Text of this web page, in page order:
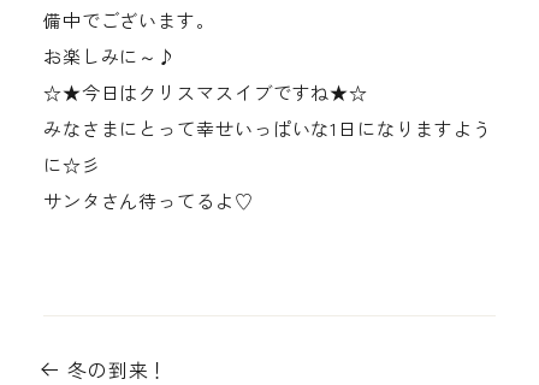
備中でございます。
お楽しみに～♪
☆★今日はクリスマスイブですね★☆
みなさまにとって幸せいっぱいな1日になりますよう
に☆彡
サンタさん待ってるよ♡
冬の到来！